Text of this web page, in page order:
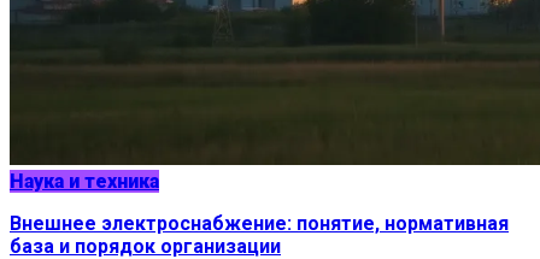
Наука и техника
Внешнее электроснабжение: понятие, нормативная
база и порядок организации